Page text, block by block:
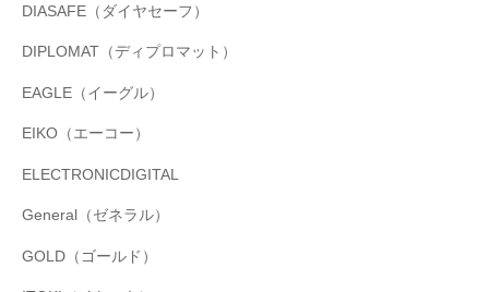
DIASAFE（ダイヤセーフ）
DIPLOMAT（ディプロマット）
EAGLE（イーグル）
EIKO（エーコー）
ELECTRONICDIGITAL
General（ゼネラル）
GOLD（ゴールド）